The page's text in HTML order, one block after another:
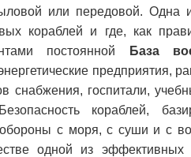
или передовой. Одна
кораблей и где, как
постоянной
База
предприятия,
снабжения, госпитали,
кораблей,
обороны с моря, с суши и с
одной из